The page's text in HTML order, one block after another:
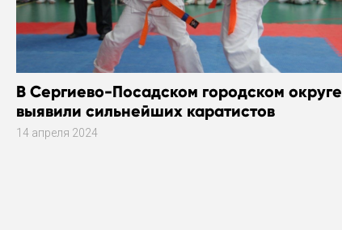
В Сергиево-Посадском городском округе
выявили сильнейших каратистов
14 апреля 2024